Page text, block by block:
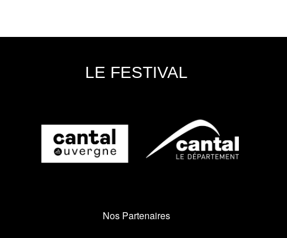
LE FESTIVAL
Nos Partenaires